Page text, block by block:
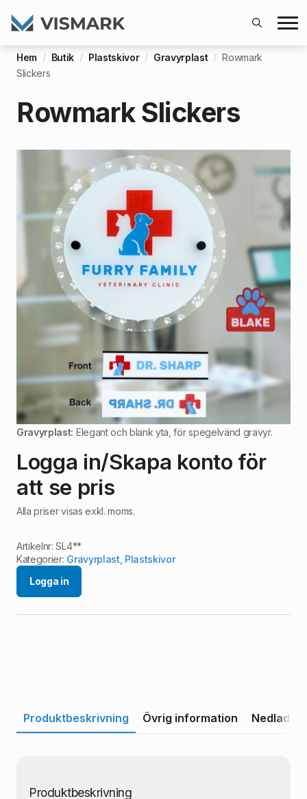
Search
for:
Hem Butik Plastskivor Gravyrplast
Rowmark
Slickers
Rowmark Slickers
Gravyrplast: Elegant och blank yta, för spegelvänd gravyr.
Logga in/Skapa konto för
att se pris
Alla priser visas exkl. moms.
Artikelnr:SL4**
Kategorier: Gravyrplast Plastskivor
Logga in
Produktbeskrivning Övrig information
Produktbeskrivning